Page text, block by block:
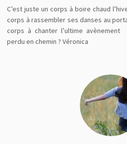
C’est juste un corps à boire chaud
corps à rassembler ses danses au
corps à chanter l’ultime avènement
perdu en chemin ? Véronica